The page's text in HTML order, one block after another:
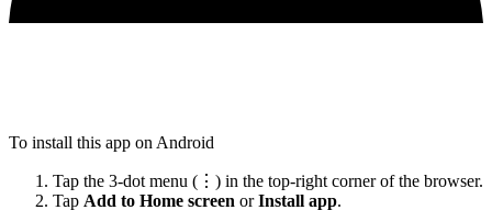
To install this app on Android
Tap the 3-dot menu (⋮) in the top-right corner of the browser.
Tap Add to Home screen orInstall app.